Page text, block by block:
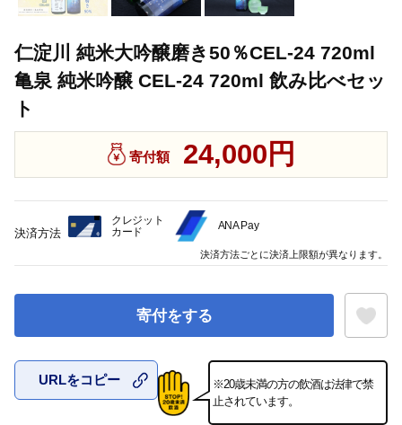
仁淀川 純米大吟醸磨き50％CEL-24 720ml
亀泉 純米吟醸 CEL-24 720ml 飲み比べセッ
ト
寄付額 24,000円
寄付をする
お気に入
URLをコピー
※20歳未満の方の飲酒は法律で禁
止されています。
決済方法
クレジット
カード
ANA Pay
決済方法ごとに決済上限額が異なります。